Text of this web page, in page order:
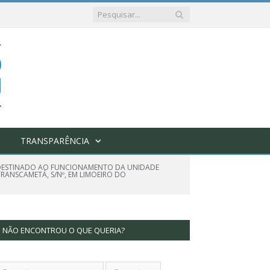
TRANSPARÊNCIA
AO FUNCIONAMENTO DA UNIDADE
S/Nº, EM LIMOEIRO DO
NÃO ENCONTROU O QUE QUERIA?